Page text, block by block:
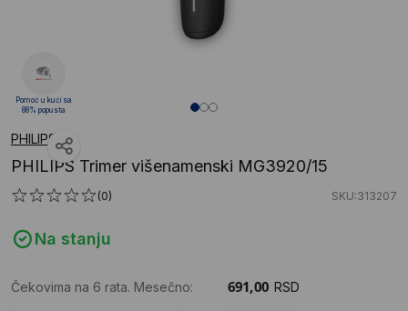
PHILIPS
PHILIPS Trimer višenamenski MG3920/15
(0) SKU:313207
Na stanju
Čekovima na 6 rata. Mesečno:
RSD
Pomoć u kući sa
88% popusta